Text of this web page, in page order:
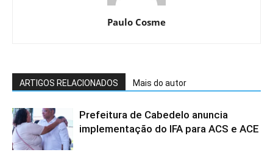
Paulo Cosme
ARTIGOS RELACIONADOS Mais do autor
Prefeitura de Cabedelo anuncia
implementação do IFA para ACS e ACE